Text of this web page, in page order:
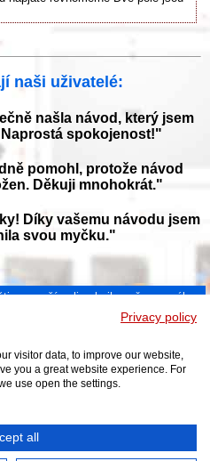
naši uživatelé:
našla návod, který jsem
spokojenost!"
pomohl, protože návod
Děkuji mnohokrát."
Díky vašemu návodu jsem
svou myčku."
v naší online knihovně, manuály a
PDF. Databáze s návody je
o nové výrobky. Sháníte návod?
PDF do češtiny|Kontakt
© 2026
Privacy policy
visitor data, to improve our website,
you a great website experience. For
use open the settings.
all